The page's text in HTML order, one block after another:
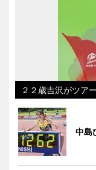
２２歳吉沢がツア
中島